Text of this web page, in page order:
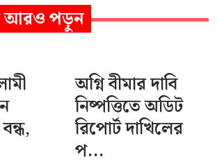
আরও পড়ুন
অগ্নি বীমার দাবি
নিষ্পত্তিতে অডিট
রিপোর্ট দাখিলের
প...